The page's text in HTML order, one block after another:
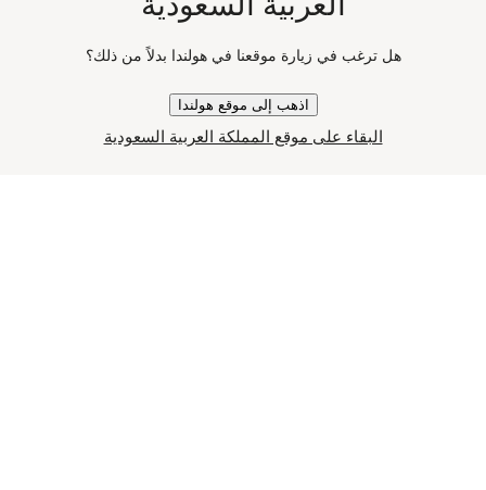
هل ترغب في زيارة موقعنا في هولندا بدلاً من ذلك؟
اذهب إلى موقع هولندا
البقاء على موقع المملكة العربية السعودية